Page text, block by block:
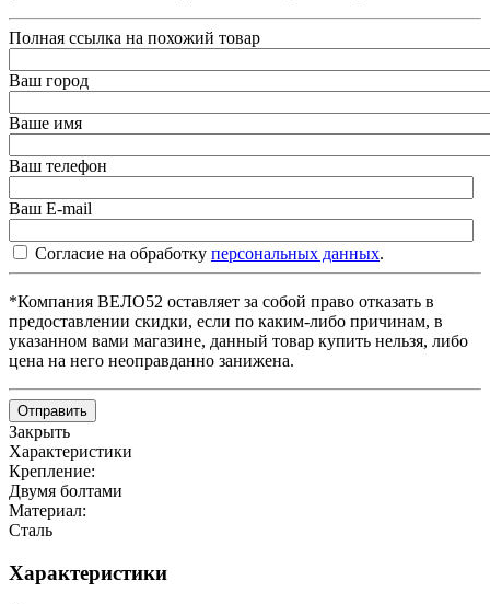
Полная ссылка на похожий товар
Ваш город
Ваше имя
Ваш телефон
Ваш E-mail
Согласие на обработку персональных данных.
*Компания ВЕЛО52 оставляет за собой право отказать в
предоставлении скидки, если по каким-либо причинам, в
указанном вами магазине, данный товар купить нельзя, либо
цена на него неоправданно занижена.
Отправить
Закрыть
Характеристики
Крепление:
Двумя болтами
Материал:
Сталь
Характеристики